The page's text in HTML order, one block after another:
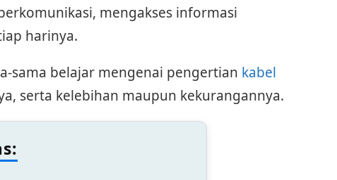
mengakses informasi
harinya.
sama belajar mengenai pengertian kabel
serta kelebihan maupun kekurangannya.